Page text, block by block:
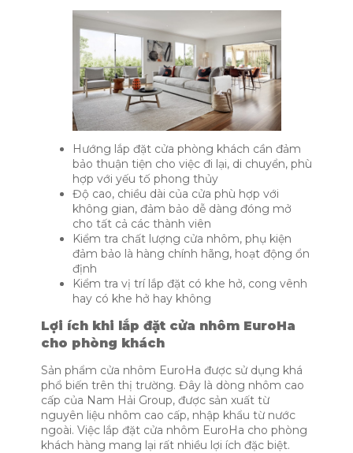
Hướng lắp đặt cửa phòng khách cần đảm
bảo thuận tiện cho việc đi lại, di chuyển, phù
hợp với yếu tố phong thủy
Độ cao, chiều dài của cửa phù hợp với
không gian, đảm bảo dễ dàng đóng mở
cho tất cả các thành viên
Kiểm tra chất lượng cửa nhôm, phụ kiện
đảm bảo là hàng chính hãng, hoạt động ổn
định
Kiểm tra vị trí lắp đặt có khe hở, cong vênh
hay có khe hở hay không
Lợi ích khi lắp đặt cửa nhôm EuroHa
cho phòng khách
Sản phẩm cửa nhôm EuroHa được sử dụng khá
phổ biến trên thị trường. Đây là dòng nhôm cao
cấp của Nam Hải Group, được sản xuất từ
nguyên liệu nhôm cao cấp, nhập khẩu từ nước
ngoài. Việc lắp đặt cửa nhôm EuroHa cho phòng
khách hàng mang lại rất nhiều lợi ích đặc biệt.